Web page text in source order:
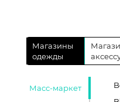
Магазины
одежды
Масс-маркет